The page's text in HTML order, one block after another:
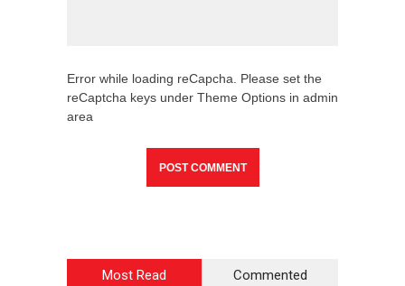
Error while loading reCapcha. Please set the
reCaptcha keys under Theme Options in admin
area
Most Read Commented